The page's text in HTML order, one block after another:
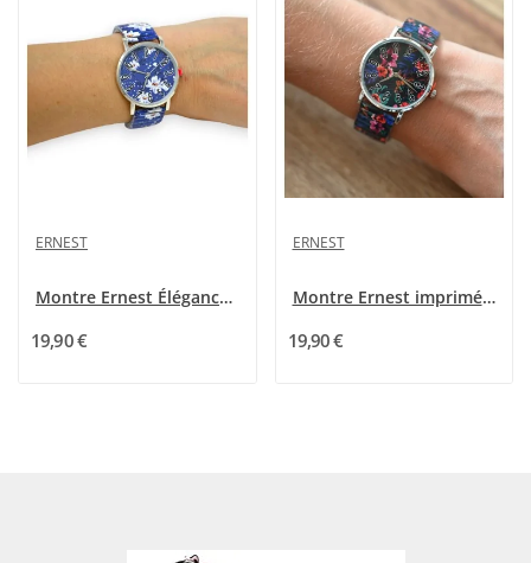
ERNEST
Montre Ernest Élégance Florale Bleu et blanc
19,90 €
ERNEST
Montre Ernest imprimé fleurs tropicales
19,90 €